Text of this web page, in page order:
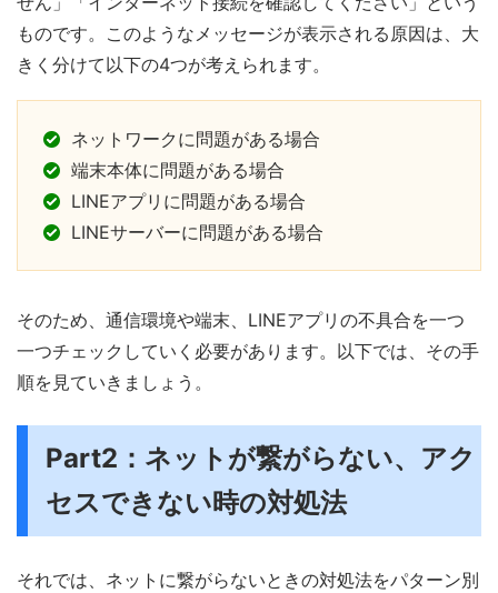
ものです。このようなメッセージが表示される原因は、大
きく分けて以下の4つが考えられます。
ネットワークに問題がある場合
端末本体に問題がある場合
LINEアプリに問題がある場合
LINEサーバーに問題がある場合
そのため、通信環境や端末、LINEアプリの不具合を一つ
一つチェックしていく必要があります。以下では、その手
順を見ていきましょう。
Part2：ネットが繋がらない、アク
セスできない時の対処法
それでは、ネットに繋がらないときの対処法をパターン別